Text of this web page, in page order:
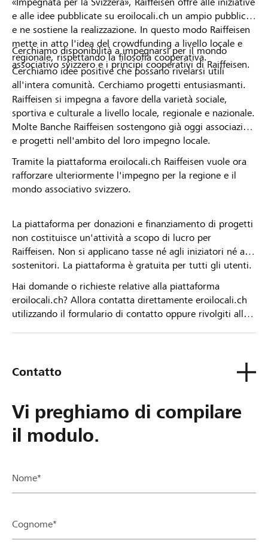
e alle idee pubblicate su eroilocali.ch un ampio pubblico
e ne sostiene la realizzazione. In questo modo Raiffeisen
mette in atto l'idea del crowdfunding a livello locale e
regionale, rispettando la filosofia cooperativa.
Cerchiamo idee positive che possano rivelarsi utili
all'intera comunità. Cerchiamo progetti entusiasmanti.
Cerchiamo disponibilità a impegnarsi per il mondo
associativo svizzero e i principi cooperativi di Raiffeisen.
Raiffeisen si impegna a favore della varietà sociale,
sportiva e culturale a livello locale, regionale e nazionale.
Molte Banche Raiffeisen sostengono già oggi associazioni
e progetti nell'ambito del loro impegno locale.
Tramite la piattaforma eroilocali.ch Raiffeisen vuole ora
rafforzare ulteriormente l'impegno per la regione e il
mondo associativo svizzero.
La piattaforma per donazioni e finanziamento di progetti
non costituisce un'attività a scopo di lucro per
Raiffeisen. Non si applicano tasse né agli iniziatori né ai
sostenitori. La piattaforma è gratuita per tutti gli utenti.
Hai domande o richieste relative alla piattaforma
eroilocali.ch? Allora contatta direttamente eroilocali.ch
utilizzando il formulario di contatto oppure rivolgiti alla
Contatto
Vi preghiamo di compilare
il modulo.
Nome*
Cognome*